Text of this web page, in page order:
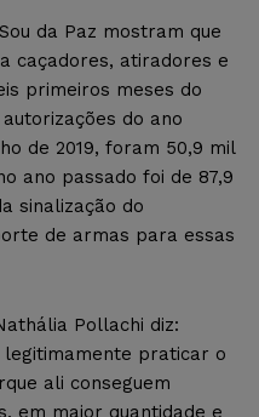
da Paz mostram que
caçadores, atiradores e
primeiros meses do
do ano
de 2019, foram 50,9 mil
ano passado foi de 87,9
sinalização do
de armas para essas
Pollachi diz:
legitimamente praticar o
ali conseguem
em maior quantidade e